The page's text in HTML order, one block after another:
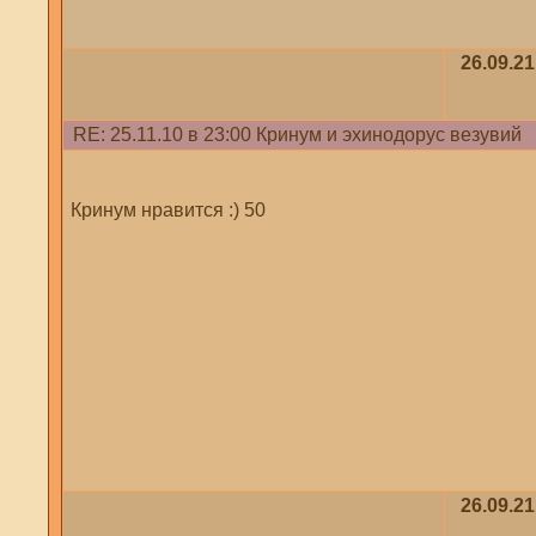
RE: 25.11.10 в 23:00 Кринум и эхинодорус везувий
Кринум нравится :) 50